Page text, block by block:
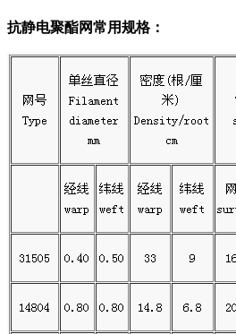
抗静电聚酯网常用规格：